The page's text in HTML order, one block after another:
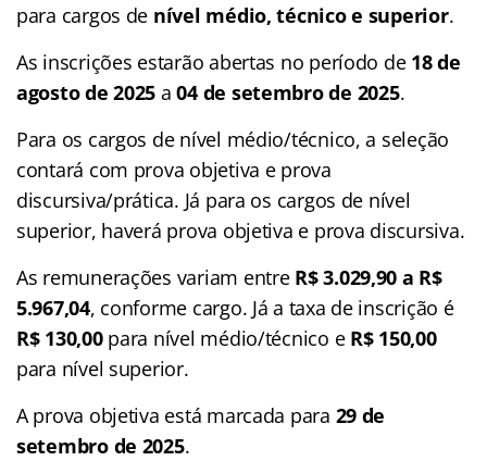
para cargos de nível médio, técnico e superior.
As inscrições estarão abertas no período de 18 de
agosto de 2025 a04 de setembro de 2025.
Para os cargos de nível médio/técnico, a seleção
contará com prova objetiva e prova
discursiva/prática. Já para os cargos de nível
superior, haverá prova objetiva e prova discursiva.
As remunerações variam entre R$ 3.029,90 a R$
5.967,04, conforme cargo. Já a taxa de inscrição é
R$ 130,00para nível médio/técnico e R$ 150,00
para nível superior.
A prova objetiva está marcada para 29 de
setembro de 2025.